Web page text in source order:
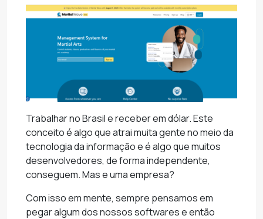
Trabalhar no Brasil e receber em dólar. Este
conceito é algo que atrai muita gente no meio da
tecnologia da informação e é algo que muitos
desenvolvedores, de forma independente,
conseguem. Mas e uma empresa?
Com isso em mente, sempre pensamos em
pegar algum dos nossos softwares e então